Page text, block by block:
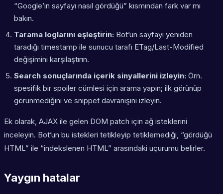
“Google’ın sayfayı nasıl gördüğü” kısmından fark var mı
bakın.
Tarama loglarını eşleştirin: Bot’un sayfayı yeniden
taradığı timestamp ile sunucu tarafı ETag/Last-Modified
değişimini karşılaştırın.
Search sonuçlarında içerik sinyallerini izleyin: Örn.
spesifik bir spoiler cümlesi için arama yapın; ilk görünüp
görünmediğini ve snippet davranışını izleyin.
Ek olarak, AJAX ile gelen DOM patch için ağ isteklerini
inceleyin. Bot’un bu istekleri tetikleyip tetiklemediği, “gördüğü
HTML” ile “indekslenen HTML” arasındaki uçurumu belirler.
Yaygın hatalar